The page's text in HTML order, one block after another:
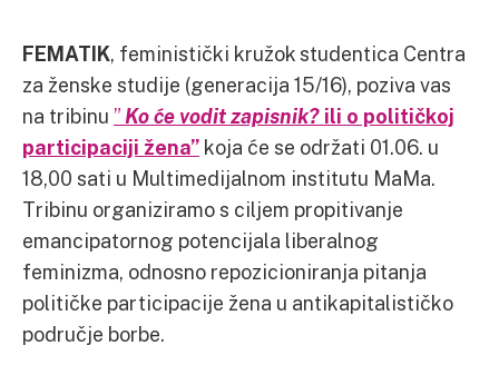
FEMATIK, feministički kružok studentica Centra
za ženske studije (generacija 15/16), poziva vas
na tribinu ” Koće vodit zapisnik? ili o političkoj
participaciji žena” koja će se održati 01.06. u
18,00 sati u Multimedijalnom institutu MaMa.
Tribinu organiziramo s ciljem propitivanje
emancipatornog potencijala liberalnog
feminizma, odnosno repozicioniranja pitanja
političke participacije žena u antikapitalističko
područje borbe.